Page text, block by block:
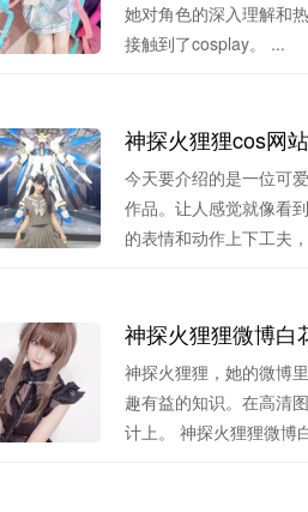
她对角色的深入理解和
接触到了cosplay。 ...
神探火狸狸cos网
今天要介绍的是一位可
作品。让人感觉就像看
的表情和动作上下工夫
神探火狸狸微博白
神探火狸狸，她的微博
趣有益的知识。在高清
计上。 神探火狸狸微博